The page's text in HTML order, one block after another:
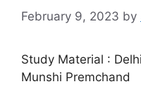
February 9, 2023 by
Study Material :
Munshi Premchand